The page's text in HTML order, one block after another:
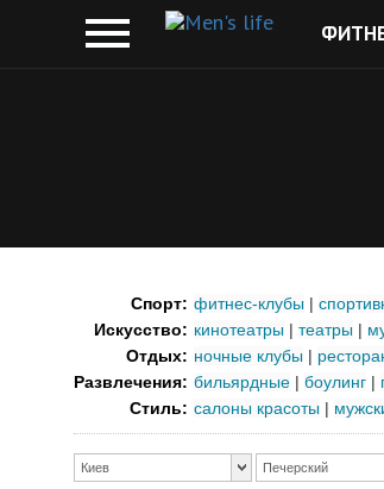
Спорт: фитнес-клубы |
Искусство: кинотеатры | театры |
Отдых: ночные клубы |
Развлечения: бильярдные | боулинг |
Стиль: салоны красоты |
Киев Печерский